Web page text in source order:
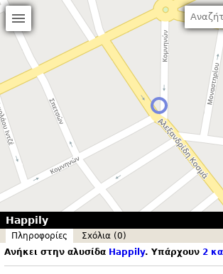
Happily
Πληροφορίες
Σxόλια (0)
Ανήκει στην αλυσίδα Happily. Υπάρχουν 2